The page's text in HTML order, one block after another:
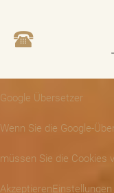
Google Übersetzer
Wenn Sie die Google-
müssen Sie die Cookies
AkzeptierenEinstellungen